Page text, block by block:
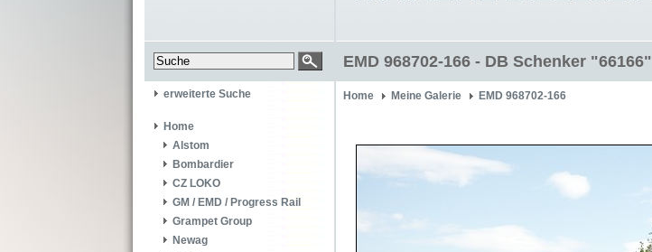
EMD 968702-166 - DB Schenker "66166"
erweiterte Suche
Home
Alstom
Bombardier
CZ LOKO
GM / EMD / Progress Rail
Grampet Group
Newag
Home Meine Galerie EMD 968702-166